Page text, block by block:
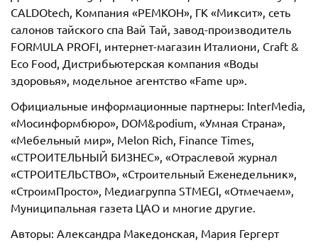
CALDOtech, Компания «РЕМКОН», ГК «Миксит», сеть
салонов тайского спа Вай Тай, завод-производитель
FORMULA PROFI, интернет-магазин Италиони, Craft &
Eco Food, Дистрибьютерская компания «Воды
здоровья», модельное агентство «Fame up».
Официальные информационные партнеры: InterMedia,
«Мосинформбюро», DOM&podium, «Умная Страна»,
«Мебельный мир», Melon Rich, Finance Times,
«СТРОИТЕЛЬНЫЙ БИЗНЕС», «Отраслевой журнал
«СТРОИТЕЛЬСТВО», «Строительный Еженедельник»,
«СтроимПросто», Медиагруппа STMEGI, «Отмечаем»,
Муниципальная газета ЦАО и многие другие.
Авторы: Александра Македонская, Мария Гергерт